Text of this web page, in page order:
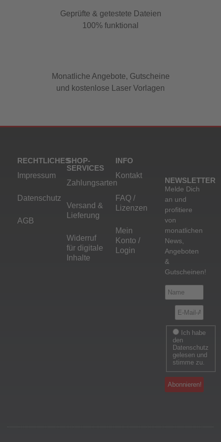
Geprüfte & getestete Dateien
100% funktional
Monatliche Angebote, Gutscheine
und kostenlose Laser Vorlagen
RECHTLICHES
Impressum
Datenschutz
AGB
SHOP-
SERVICES
Zahlungsarten
Versand &
Lieferung
Widerruf
für digitale
Inhalte
INFO
Kontakt
FAQ /
Lizenzen
Mein
Konto /
Login
NEWSLETTER
Melde Dich
an und
profitiere
von
monatlichen
News,
Angeboten
&
Gutscheinen!
den
Datenschutz
gelesen und
stimme zu.